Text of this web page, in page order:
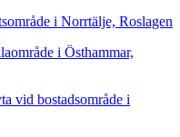
i Norrtälje, Roslagen
i Östhammar,
vid bostadsområde i